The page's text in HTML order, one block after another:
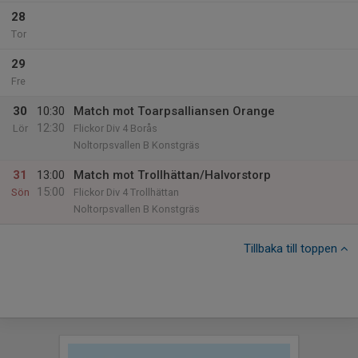
28
Tor
29
Fre
30
Lör
10:30
12:30
Match mot Toarpsalliansen Orange
Flickor Div 4 Borås
Noltorpsvallen B Konstgräs
31
Sön
13:00
15:00
Match mot Trollhättan/Halvorstorp
Flickor Div 4 Trollhättan
Noltorpsvallen B Konstgräs
Tillbaka till toppen